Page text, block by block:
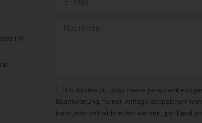
im
Ich stimme zu, dass meine
Beantwortung meiner Anfrage gespeichert
kann jederzeit widerrufen werden, per Email